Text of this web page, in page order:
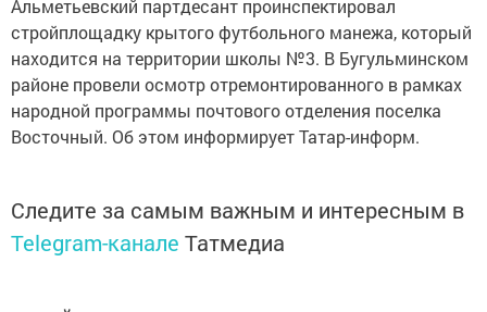
Альметьевский партдесант проинспектировал
стройплощадку крытого футбольного манежа, который
находится на территории школы №3. В Бугульминском
районе провели осмотр отремонтированного в рамках
народной программы почтового отделения поселка
Восточный. Об этом информирует Татар-информ.
Следите за самым важным и интересным в
Telegram-канале Татмедиа